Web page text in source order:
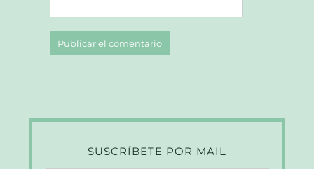
SUSCRÍBETE POR MAIL